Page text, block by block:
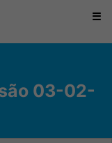
☰
03-02-